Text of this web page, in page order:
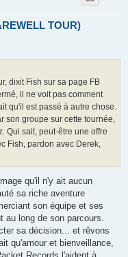
TOUR)
dixit Fish sur sa page FB
il ne voit pas comment
qu'il est passé à autre chose.
son groupe sur cette tournée,
Qui sait, peut-être une offre
Fish, pardon avec Derek,
qu'il n'y ait aucun
sa riche aventure
son équipe et ses
au long de son parcours.
sa décision... et rêvons
qu'amour et bienveillance,